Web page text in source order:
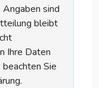
sind
bleibt
Ihre Daten
Sie